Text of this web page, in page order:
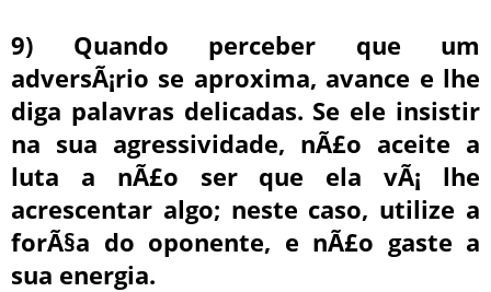
9) Quando perceber que um
adversÃ¡rio se aproxima, avance e lhe
diga palavras delicadas. Se ele insistir
na sua agressividade, nÃ£o aceite a
luta a nÃ£o ser que ela vÃ¡ lhe
acrescentar algo; neste caso, utilize a
forÃ§a do oponente, e nÃ£o gaste a
sua energia.